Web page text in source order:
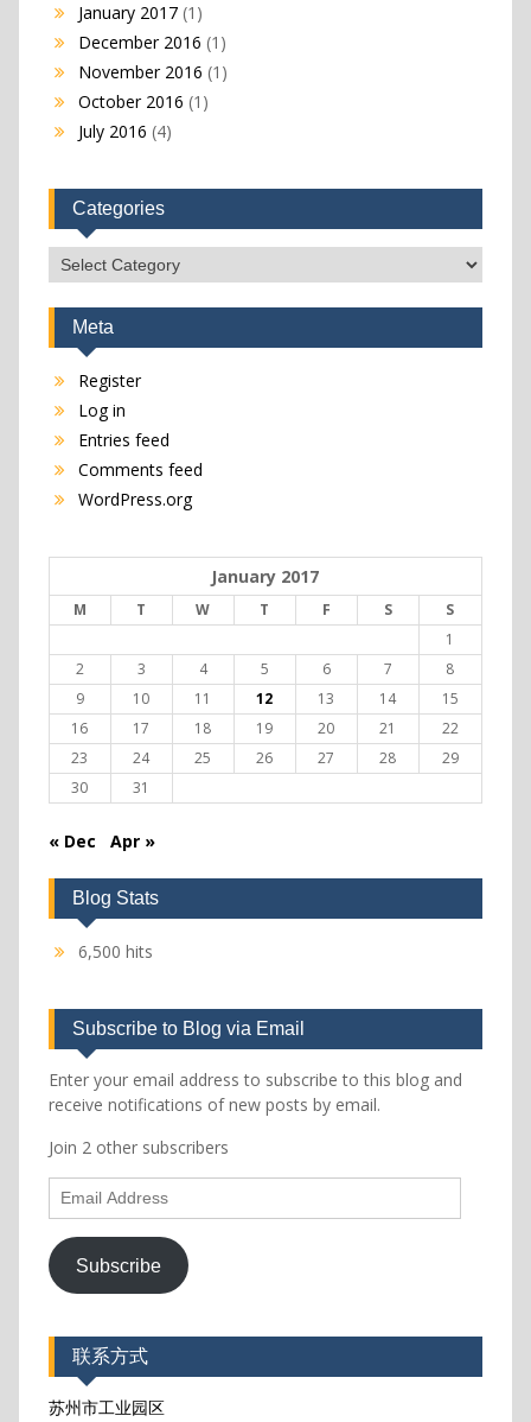
January 2017(1)
December 2016 (1)
November 2016 (1)
October 2016 (1)
July 2016 (4)
Categories
Categories
Meta
Register
Log in
Entries feed
Comments feed
WordPress.org
January 2017
M T W T F S
S
1
2
3 4 5 6 7
8
9
10 11 12 13 14
15
16
17 18 19 20 21
22
23
24 25 26 27 28
29
30
31
« Dec Apr »
Blog Stats
6,500 hits
Subscribe to Blog via Email
Enter your email address to subscribe to this blog and
receive notifications of new posts by email.
Join 2 other subscribers
Email
Address
Subscribe
联系方式
苏州市工业园区